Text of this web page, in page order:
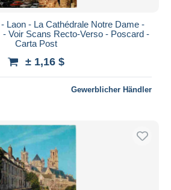
Laon - La Cathédrale Notre Dame -
Voir Scans Recto-Verso - Poscard -
Carta Post
± 1,16 $
Gewerblicher Händler